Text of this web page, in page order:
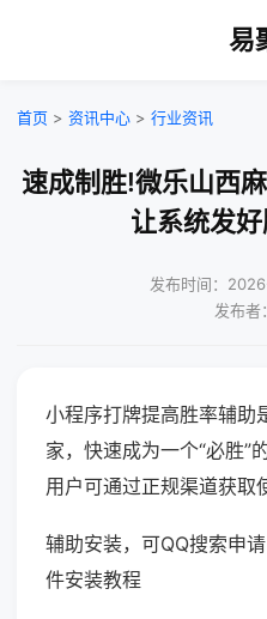
易
首页 > 资讯中心 > 行业资讯
速成制胜!微乐山西
让系统发
发布时间：
发布者
小程序打牌提高胜率辅助
家，快速成为一个“必胜”
用户可通过正规渠道获取
辅助安装，可QQ搜索申
件安装教程